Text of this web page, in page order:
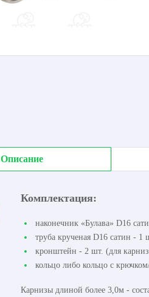
Описание
Комплектация:
наконечник «Булава» D16
труба крученая D16 сатин - 1
кронштейн - 2 шт. (для
кольцо либо кольцо с
Карнизы длиной более 3,0м -